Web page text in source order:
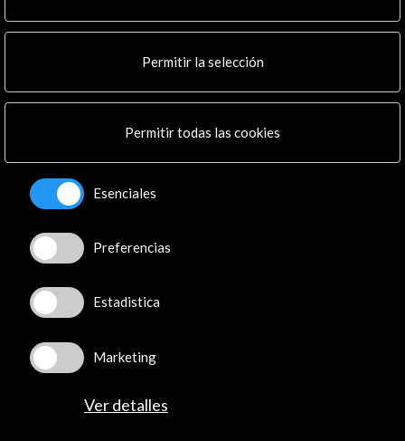
Multimedia
Boletín digital
Conecta
(Twitter)
LinkedIn
Facebook
Youtube
Spotify
TikTok
Permitir la selección
Permitir todas las cookies
Esenciales
Preferencias
Estadistica
Marketing
Ver detalles